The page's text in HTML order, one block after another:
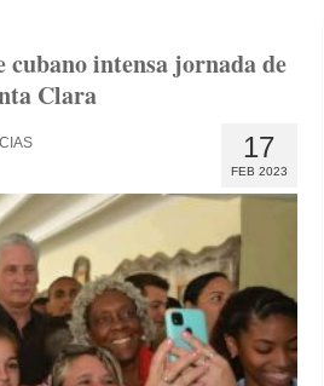
cubano intensa jornada de
Clara
17
FEB 2023